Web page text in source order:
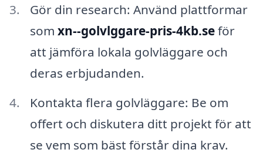
Gör din research: Använd plattformar
som xn--golvlggare-pris-4kb.seför
att jämföra lokala golvläggare och
deras erbjudanden.
Kontakta flera golvläggare: Be om
offert och diskutera ditt projekt för att
se vem som bäst förstår dina krav.